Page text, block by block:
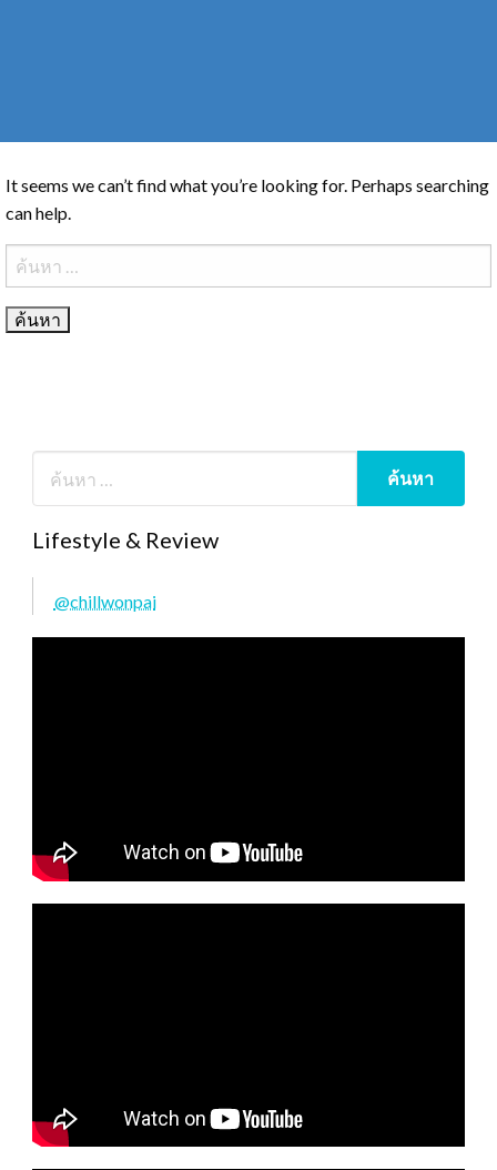
It seems we can’t find what you’re looking for. Perhaps searching
can help.
ค้นหา
สำหรับ:
Lifestyle & Review
@chillwonpai